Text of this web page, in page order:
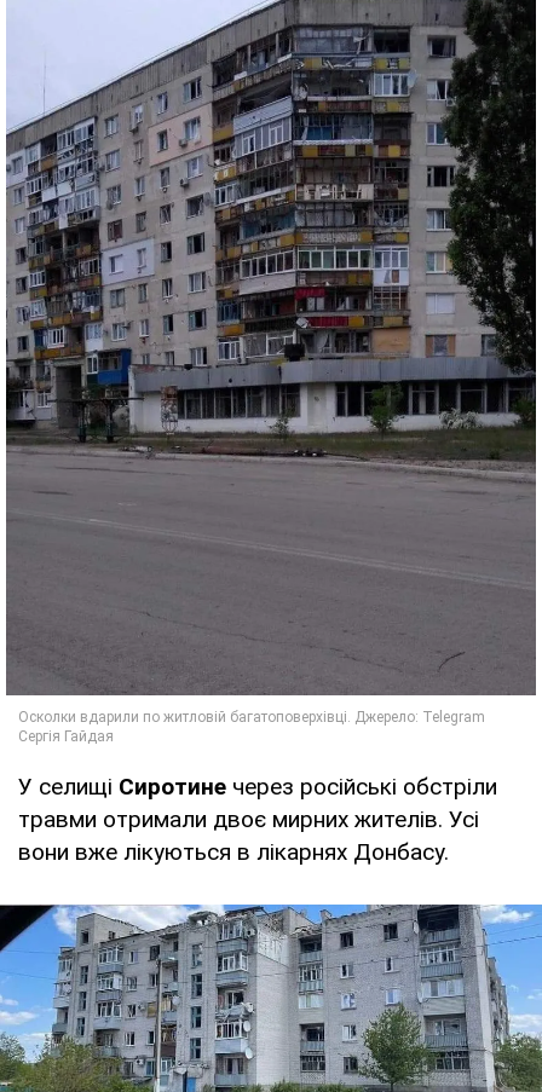
У селищі Сиротине через російські обстріли
травми отримали двоє мирних жителів. Усі
вони вже лікуються в лікарнях Донбасу.